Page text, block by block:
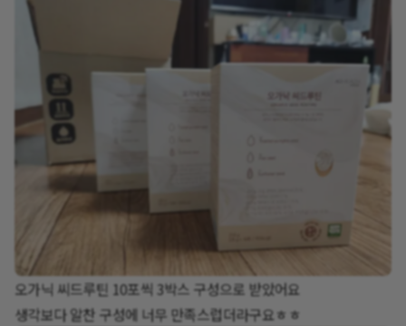
오가닉 씨드루틴 10포씩 3박스 구성으로 받았어요
생각보다 알찬 구성에 너무 만족스럽더라구요ㅎㅎ